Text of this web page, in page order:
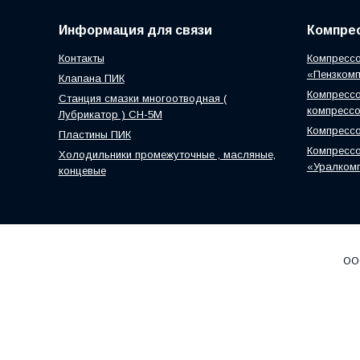
Информация для связи
Контакты
Клапана ПИК
Станция смазки многоотводная (
Лубрикатор ) СН-5М
Пластины ПИК
Холодильники промежуточные , масляные,
концевые